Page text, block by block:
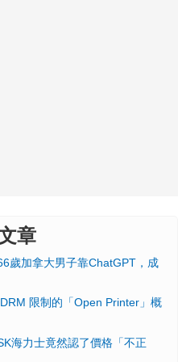
章
歲加拿大男子靠ChatGPT，成
限制的「Open Printer」概
海力士竟然認了價格「不正